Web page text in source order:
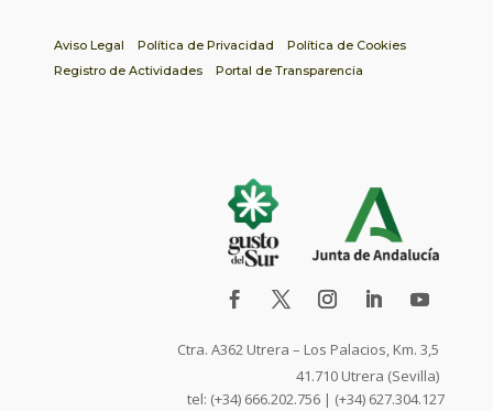
Aviso Legal Política de Privacidad
Política de Cookies
Registro de Actividades
Portal de Transparencia
Ctra. A362 Utrera – Los Palacios, Km. 3,5
41.710 Utrera (Sevilla)
tel: (+34) 666.202.756 | (+34) 627.304.127